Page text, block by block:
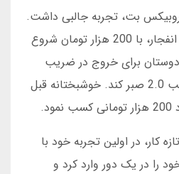
کاربر 5 ساله روبیکس بت، تجربه جالبی داشت.
او در یکی از دورهای بازی انفجار، با 200 هزار تومان شروع
برای خروج در ضریب
1.5، تصمیم گرفت تا ضریب 2.0 صبر کند. خوشبختانه قبل
کار، در اولین تجربه خود با
را در یک دور وارد کرد و